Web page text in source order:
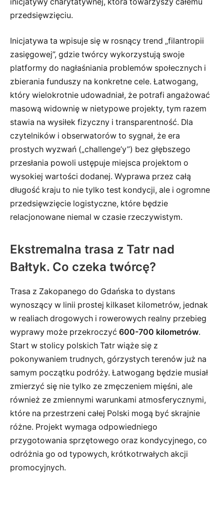
przedsięwzięciu.
Inicjatywa ta wpisuje się w rosnący trend „filantropii
zasięgowej”, gdzie twórcy wykorzystują swoje
platformy do nagłaśniania problemów społecznych i
zbierania funduszy na konkretne cele. Łatwogang,
który wielokrotnie udowadniał, że potrafi angażować
masową widownię w nietypowe projekty, tym razem
stawia na wysiłek fizyczny i transparentność. Dla
czytelników i obserwatorów to sygnał, że era
prostych wyzwań („challenge’y”) bez głębszego
przesłania powoli ustępuje miejsca projektom o
wysokiej wartości dodanej. Wyprawa przez całą
długość kraju to nie tylko test kondycji, ale i ogromne
przedsięwzięcie logistyczne, które będzie
relacjonowane niemal w czasie rzeczywistym.
Ekstremalna trasa z Tatr nad
Bałtyk. Co czeka twórcę?
Trasa z Zakopanego do Gdańska to dystans
wynoszący w linii prostej kilkaset kilometrów, jednak
w realiach drogowych i rowerowych realny przebieg
wyprawy może przekroczyć 600-700 kilometrów.
Start w stolicy polskich Tatr wiąże się z
pokonywaniem trudnych, górzystych terenów już na
samym początku podróży. Łatwogang będzie musiał
zmierzyć się nie tylko ze zmęczeniem mięśni, ale
również ze zmiennymi warunkami atmosferycznymi,
które na przestrzeni całej Polski mogą być skrajnie
różne. Projekt wymaga odpowiedniego
przygotowania sprzętowego oraz kondycyjnego, co
odróżnia go od typowych, krótkotrwałych akcji
promocyjnych.